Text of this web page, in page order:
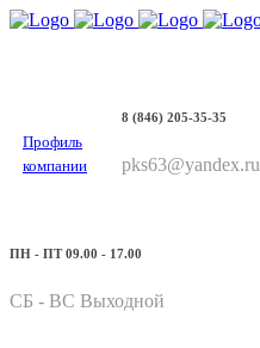
Профиль
компании
8 (846) 205-35-35
pks63@yandex.ru
ПН - ПТ 09.00 - 17.00
СБ - ВС Выходной